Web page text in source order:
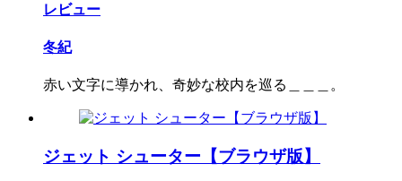
レビュー
冬紀
赤い文字に導かれ、奇妙な校内を巡る＿＿＿。
ジェット シューター【ブラウザ版】